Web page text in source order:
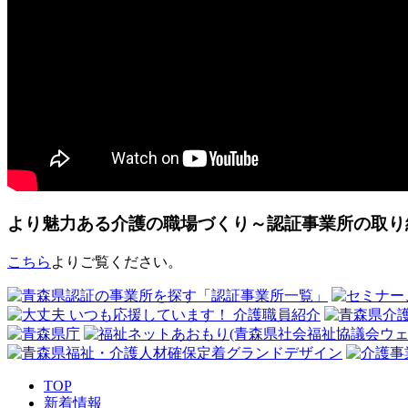
より魅力ある介護の職場づくり～認証事業所の取
こちら よりご覧ください。
TOP
新着情報